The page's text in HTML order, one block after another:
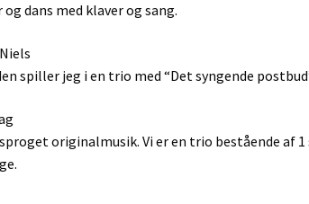
og dans med klaver og sang.
spiller jeg i en trio med “Det syngende
originalmusik. Vi er en trio bestående